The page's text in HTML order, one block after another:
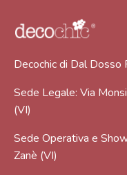
Decochic di Dal Dosso
Sede Legale: Via
(VI)
Sede Operativa e
Zanè (VI)